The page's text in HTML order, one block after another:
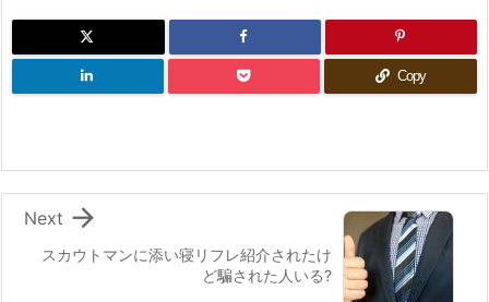
Copy
スカウトマンに添い寝リフレ紹介されたけ
ど騙された人いる?

Next